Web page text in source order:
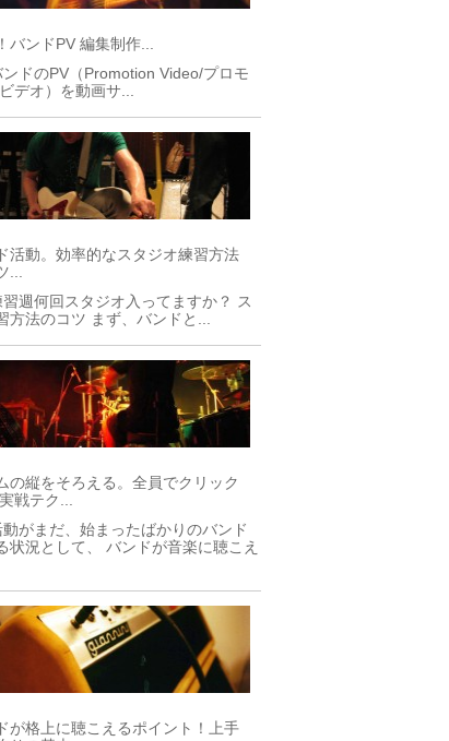
バンドPV 編集制作...
ドのPV（Promotion Video/プロモ
デオ）を動画サ...
活動。効率的なスタジオ練習方法
...
週何回スタジオ入ってますか？ ス
方法のコツ まず、バンドと...
の縦をそろえる。全員でクリック
戦テク...
がまだ、始まったばかりのバンド
状況として、 バンドが音楽に聴こえ
が格上に聴こえるポイント！上手